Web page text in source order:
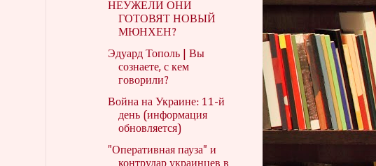
НЕУЖЕЛИ ОНИ
ГОТОВЯТ НОВЫЙ
МЮНХЕН?
Эдуард Тополь | Вы
сознаете, с кем
говорили?
Война на Украине: 11-й
день (информация
обновляется)
"Оперативная пауза" и